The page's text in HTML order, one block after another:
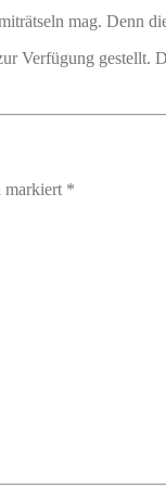
mag. Denn
Verfügung gestellt.
markiert *